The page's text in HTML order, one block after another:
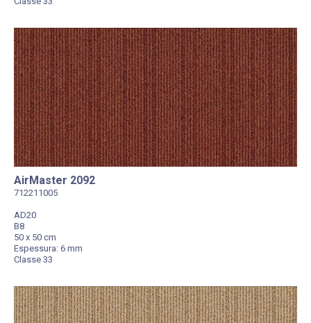
AirMaster 2092
712211005
AD20
B8
50 x 50 cm
Espessura: 6 mm
Classe 33